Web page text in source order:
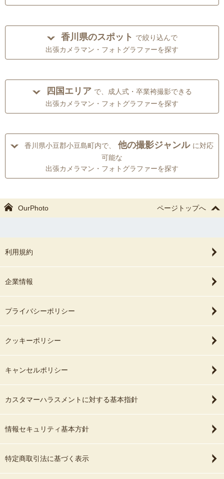
香川県のスポット で絞り込んで
出張カメラマン・フォトグラファーを探す
四国エリア で、成人式・卒業袴撮影できる
出張カメラマン・フォトグラファーを探す
香川県小豆郡小豆島町内で、 他の撮影ジャンル に対応
可能な
出張カメラマン・フォトグラファーを探す
OurPhoto ページトップへ
利用規約
企業情報
プライバシーポリシー
クッキーポリシー
キャンセルポリシー
カスタマーハラスメントに対する基本指針
情報セキュリティ基本方針
特定商取引法に基づく表示